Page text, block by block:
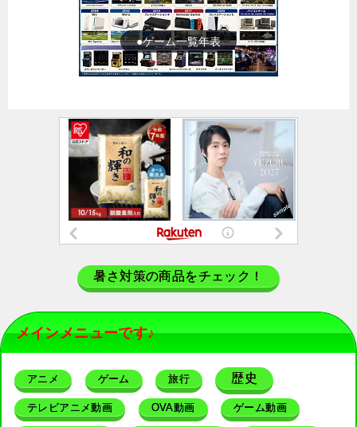
●ゲーム一覧年表
暑さ対策の商品をチェック！
メインメニューです♪
アニメ ゲーム 旅行 歴史
テレビアニメ動画 OVA動画 ゲーム動画